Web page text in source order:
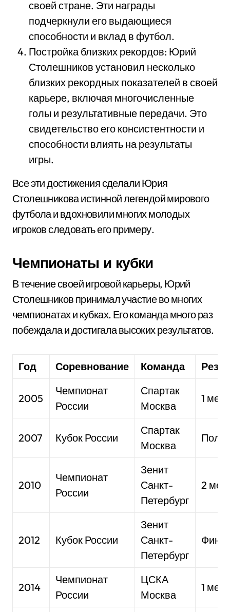
своей стране. Эти награды
подчеркнули его выдающиеся
способности и вклад в футбол.
Постройка близких рекордов: Юрий
Столешников установил несколько
близких рекордных показателей в своей
карьере, включая многочисленные
голы и результативные передачи. Это
свидетельство его консистентности и
способности влиять на результаты
игры.
Все эти достижения сделали Юрия
Столешникова истинной легендой мирового
футбола и вдохновили многих молодых
игроков следовать его примеру.
Чемпионаты и кубки
В течение своей игровой карьеры, Юрий
Столешников принимал участие во многих
чемпионатах и кубках. Его команда много раз
побеждала и достигала высоких результатов.
Год Соревнование Команда
2005
Чемпионат
России
Спартак
Москва
1
2007 Кубок России
Спартак
Москва
2010
Чемпионат
России
Зенит
Санкт-
Петербург
2
2012 Кубок России
Зенит
Санкт-
Петербург
2014
Чемпионат
России
ЦСКА
Москва
1